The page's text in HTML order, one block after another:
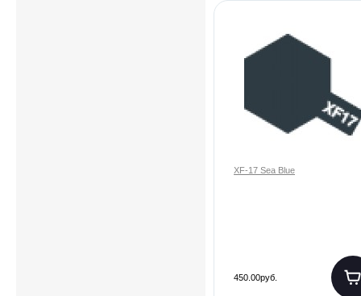
XF-17 Sea Blue
450.00руб.